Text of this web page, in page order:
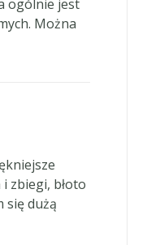
ogólnie jest
Można
zbiegi, błoto
się dużą